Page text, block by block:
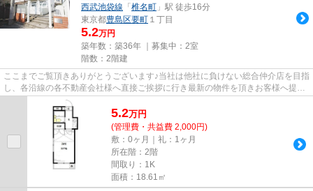
西武池袋線 「 椎名町 」駅 徒歩16分
東京都豊島区要町 １丁目
5.2万円
築年数：築36年 ｜募集中： 2室
階数：2階建
ここまでご覧頂きありがとうございます♪当社は他社に負けない総合仲介店を目指
し、各沿線の各不動産会社様へ直接ご挨拶に行き最新の物件を頂きお客様へ提供
しております！最新の情報は...
5.2万円
(管理費・共益費 2,000円)
敷：0ヶ月｜礼：1ヶ月
所在階：2階
間取り：1K
面積：18.61㎡